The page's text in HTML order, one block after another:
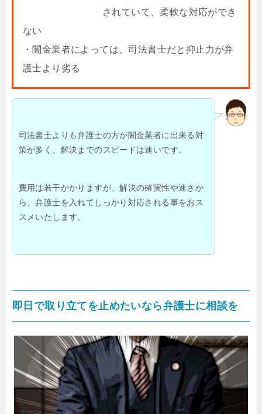
されていて、柔軟な対応ができ
ない
・闇金業者によっては、司法書士だと抑止力が弁
護士より劣る
司法書士よりも弁護士の方が闇金業者に出来る対
策が多く、解決までのスピードは速いです。
費用は若干かかりますが、解決の確実性や速さか
ら、弁護士を入れてしっかり対応される事をおス
スメいたします。
即日で取り立てを止めたいなら弁護士に相談を